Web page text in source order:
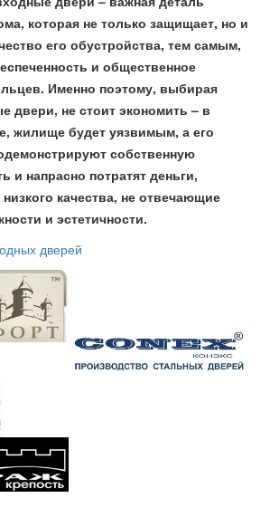
которая не только защищает, но и
его обустройства, тем самым,
и общественное
Именно поэтому, выбирая
двери, не стоит экономить – в
жилище будет уязвимым, а его
собственную
и напрасно потратят деньги,
качества, не отвечающие
и эстетичности.
дверей